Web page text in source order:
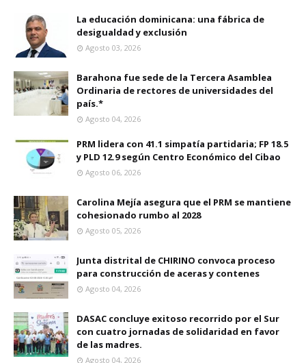
La educación dominicana: una fábrica de
desigualdad y exclusión
Agosto 03, 2026
Barahona fue sede de la Tercera Asamblea
Ordinaria de rectores de universidades del
país.*
Agosto 04, 2026
PRM lidera con 41.1 simpatía partidaria; FP 18.5
y PLD 12.9 según Centro Económico del Cibao
Agosto 06, 2026
Carolina Mejía asegura que el PRM se mantiene
cohesionado rumbo al 2028
Agosto 05, 2026
Junta distrital de CHIRINO convoca proceso
para construcción de aceras y contenes
Agosto 04, 2026
DASAC concluye exitoso recorrido por el Sur
con cuatro jornadas de solidaridad en favor
de las madres.
Agosto 04, 2026